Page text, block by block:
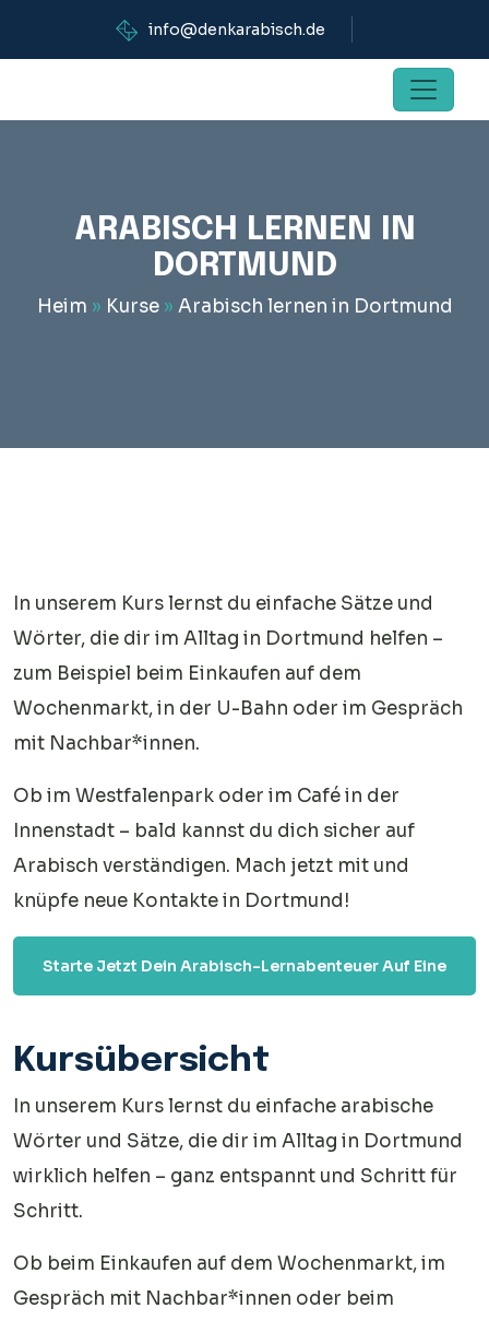
info@denkarabisch.de
ARABISCH LERNEN IN
DORTMUND
Heim » Kurse» Arabisch lernen in Dortmund
In unserem Kurs lernst du einfache Sätze und
Wörter, die dir im Alltag in Dortmund helfen –
zum Beispiel beim Einkaufen auf dem
Wochenmarkt, in der U-Bahn oder im Gespräch
mit Nachbar*innen.
Ob im Westfalenpark oder im Café in der
Innenstadt – bald kannst du dich sicher auf
Arabisch verständigen. Mach jetzt mit und
knüpfe neue Kontakte in Dortmund!
Starte Jetzt Dein Arabisch-Lernabenteuer Auf Eine
Kursübersicht
In unserem Kurs lernst du einfache arabische
Wörter und Sätze, die dir im Alltag in Dortmund
wirklich helfen – ganz entspannt und Schritt für
Schritt.
Ob beim Einkaufen auf dem Wochenmarkt, im
Gespräch mit Nachbar*innen oder beim